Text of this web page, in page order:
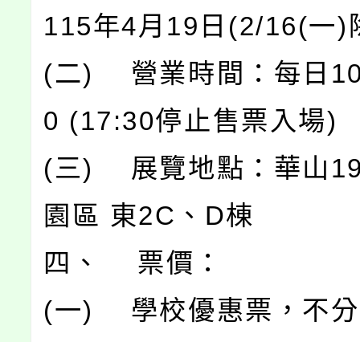
115年4月19日(2/16(一)
(二) 營業時間：每日
0 (17:30停止售票入場)
(三) 展覽地點：華山
園區 東2C、D棟
四、 票價：
(一) 學校優惠票，不分